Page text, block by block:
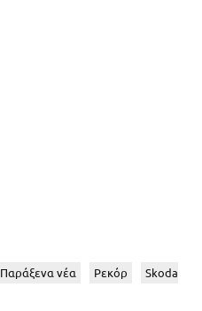
Παράξενα νέα Ρεκόρ Skoda